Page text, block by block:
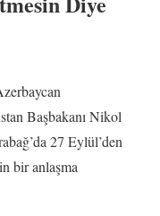
Başbakanı Nikol
27 Eylül’den
bir anlaşma